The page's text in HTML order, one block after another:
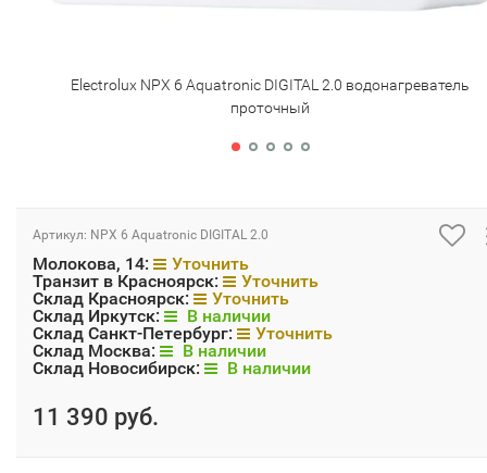
Electrolux NPX 6 Aquatronic DIGITAL 2.0 водонагреватель
проточный
Артикул: NPX 6 Aquatronic DIGITAL 2.0
Молокова, 14:
Уточнить
Транзит в Красноярск:
Уточнить
Склад Красноярск:
Уточнить
Склад Иркутск:
В наличии
Склад Санкт-Петербург:
Уточнить
Склад Москва:
В наличии
Склад Новосибирск:
В наличии
11 390 руб.